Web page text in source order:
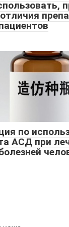
по
АСД при